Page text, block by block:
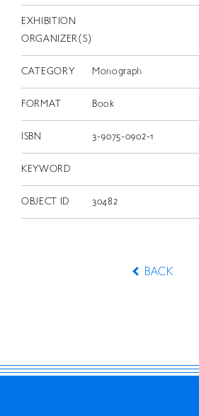
EXHIBITION
ORGANIZER(S)
CATEGORY Monograph
FORMAT Book
ISBN 3-9075-0902-1
KEYWORD
OBJECT ID 30482
BACK